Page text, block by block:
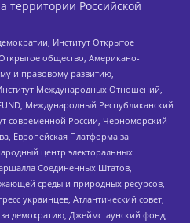
территории Российской
Институт Открытое
общество, Американо-
и правовому развитию,
Международных Отношений,
FUND, Международный Республиканский
современной России, Черноморский
Европейская Платформа за
центр электоральных
Соединенных Штатов,
среды и природных ресурсов,
украинцев, Атлантический совет,
демократию, Джеймстаунский фонд,